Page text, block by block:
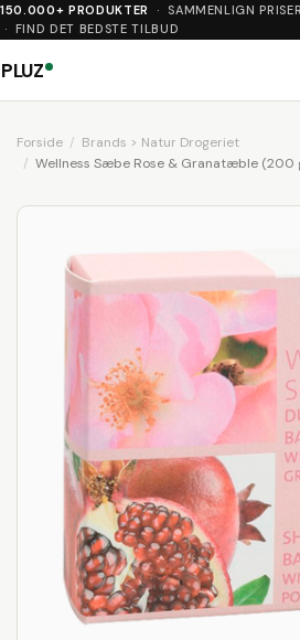
150.000+ PRODUKTER
· SAMMENLIGN
· FIND DET BEDSTE TILBUD
PLUZ
Forside
Brands > Natur Drogeriet
Wellness Sæbe Rose & Granatæble (200